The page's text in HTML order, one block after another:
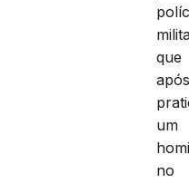
que
um
no